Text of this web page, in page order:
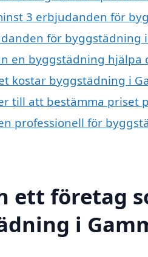
3 erbjudanden för
för byggstädning
en byggstädning hjälpa
kostar byggstädning i
till att bestämma priset
professionell för
ett företag
i